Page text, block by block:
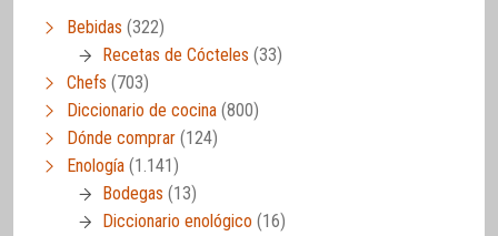
Bebidas (322)
Recetas de Cócteles (33)
Chefs (703)
Diccionario de cocina (800)
Dónde comprar (124)
Enología (1.141)
Bodegas (13)
Diccionario enológico (16)